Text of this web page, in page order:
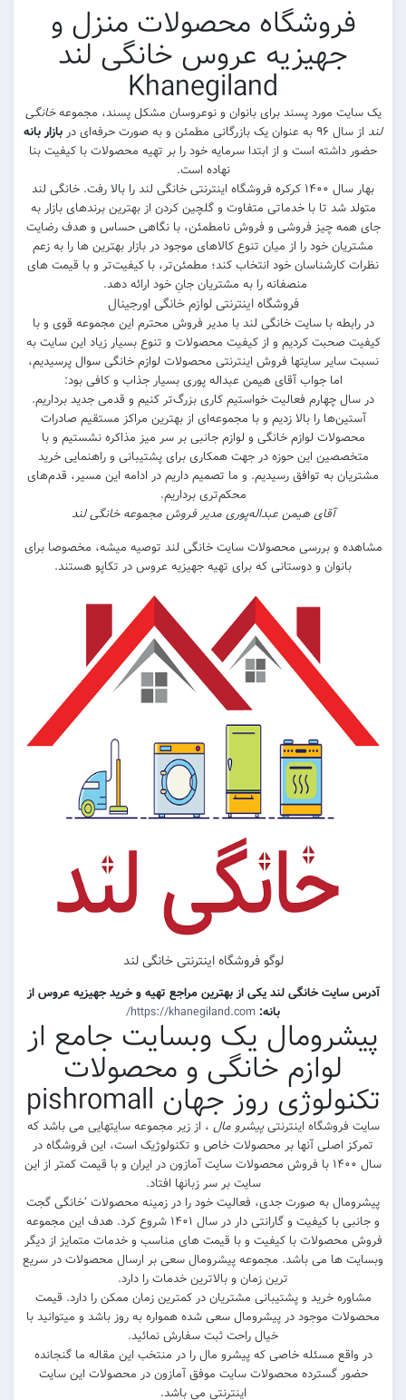
فروشگاه محصولات منزل و
جهیزیه عروس خانگی لند
Khanegiland
یک سایت مورد پسند برای بانوان و نوعروسان مشکل پسند، مجموعهخانگی
لند از سال ۹۶ به عنوان یک بازرگانی مطمئن و به صورت حرفه‌ای در
بازار بانه
حضور داشته است و از ابتدا سرمایه خود را بر تهیه محصولات با کیفیت بنا
نهاده است.
بهار سال ۱۴۰۰ کرکره فروشگاه اینترنتی خانگی لند را بالا رفت. خانگی لند
متولد شد تا با خدماتی متفاوت و گلچین کردن از بهترین برندهای بازار به
جای همه چیز فروشی و فروش نامطمئن، با نگاهی حساس و هدف رضایت
مشتریان خود را از میان تنوع کالاهای موجود در بازار بهترین ها را به زعم
نظرات کارشناسان خود انتخاب کند؛ مطمئن‌تر، با کیفیت‌تر و با قیمت های
منصفانه را به مشتریان جانِ خود ارائه دهد.
فروشگاه اینترنتی لوازم خانگی اورجینال
در رابطه با سایت خانگی لند با مدیر فروش محترم این مجموعه قوی و با
کیفیت صحبت کردیم و از کیفیت محصولات و تنوع بسیار زیاد این سایت به
نسبت سایر سایتها فروش اینترنتی محصولات لوازم خانگی سوال پرسیدیم،
اما جواب آقای هیمن عبداله پوری بسیار جذاب و کافی بود:
در سال چهارم فعالیت خواستیم کاری بزرگ‌تر کنیم و قدمی جدید برداریم.
آستین‌ها را بالا زدیم و با مجموعه‌ای از بهترین مراکز مستقیم صادرات
محصولات لوازم خانگی و لوازم جانبی بر سر میز مذاکره نشستیم و با
متخصصین این حوزه در جهت همکاری برای پشتیبانی و راهنمایی خرید
مشتریان به توافق رسیدیم. و ما تصمیم داریم در ادامه این مسیر، قدم‌های
محکم‌تری برداریم.
آقای هیمن عبداله‌پوری مدیر فروش مجموعه خانگی لند
مشاهده و بررسی محصولات سایت خانگی لند توصیه میشه، مخصوصا برای
بانوان و دوستانی که برای تهیه جهیزیه عروس در تکاپو هستند.
لوگو فروشگاه اینترنتی خانگی لند
آدرس سایت خانگی لند یکی از بهترین مراجع تهیه و خرید جهیزیه عروس از
بانه: https://khanegiland.com/
پیشرومال یک وبسایت جامع از
لوازم خانگی و محصولات
تکنولوژی روز جهان pishromall
سایت فروشگاه اینترنتیپیشرو مال ، از زیر مجموعه سایتهایی می باشد که
تمرکز اصلی آنها بر محصولات خاص و تکنولوژیک است، این فروشگاه در
سال ۱۴۰۰ با فروش محصولات سایت آمازون در ایران و با قیمت کمتر از این
سایت بر سر زبانها افتاد.
پیشرومال به صورت جدی، فعالیت خود را در زمینه محصولات ‘خانگی گجت
و جانبی با کیفیت و گارانتی دار در سال ۱۴۰۱ شروع کرد. هدف این مجموعه
فروش محصولات با کیفیت و با قیمت های مناسب و خدمات متمایز از دیگر
وبسایت ها می باشد. مجموعه پیشرومال سعی بر ارسال محصولات در سریع
ترین زمان و بالاترین خدمات را دارد.
مشاوره خرید و پشتیبانی مشتریان در کمترین زمان ممکن را دارد. قیمت
محصولات موجود در پیشرومال سعی شده همواره به روز باشد و میتوانید با
خیال راحت ثبت سفارش نمائید.
در واقع مسئله خاصی که پیشرو مال را در منتخب این مقاله ما گنجانده
حضور گسترده محصولات سایت موفق آمازون در محصولات این سایت
اینترنتی می باشد.